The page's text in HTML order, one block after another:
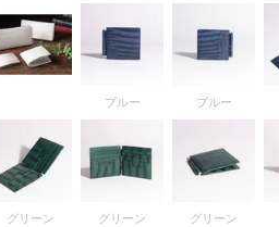
ブルー ブルー
グリーン グリーン グリーン